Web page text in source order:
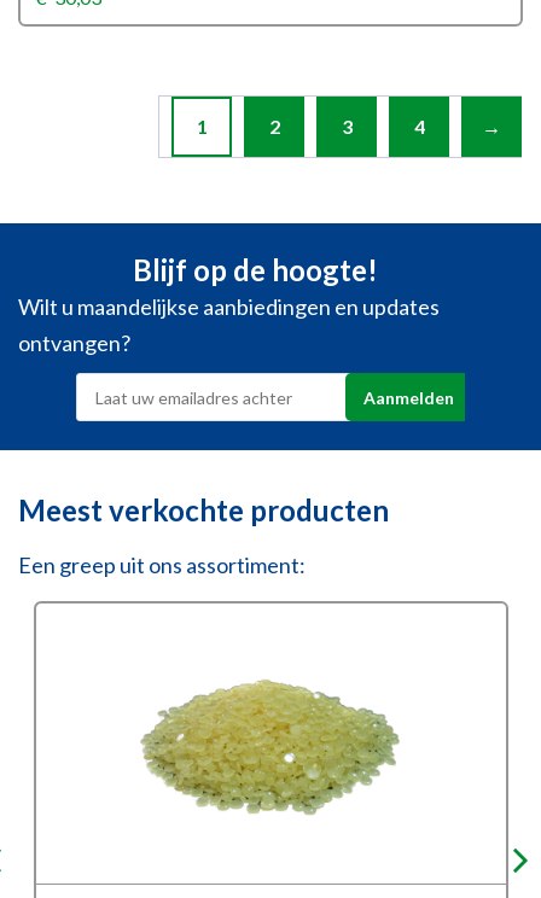
1 2 3 4 →
Blijf op de hoogte!
Wilt u maandelijkse aanbiedingen en updates
ontvangen?
Meest verkochte producten
Een greep uit ons assortiment: